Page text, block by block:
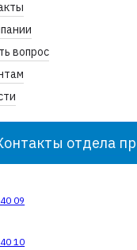
вопрос
отдела
09
10